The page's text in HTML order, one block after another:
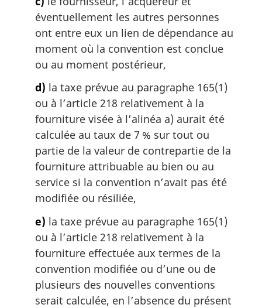
éventuellement les autres personnes
ont entre eux un lien de dépendance au
moment où la convention est conclue
ou au moment postérieur,
d) la taxe prévue au paragraphe 165(1)
ou à l’article 218 relativement à la
fourniture visée à l’alinéa a) aurait été
calculée au taux de 7 % sur tout ou
partie de la valeur de contrepartie de la
fourniture attribuable au bien ou au
service si la convention n’avait pas été
modifiée ou résiliée,
e) la taxe prévue au paragraphe 165(1)
ou à l’article 218 relativement à la
fourniture effectuée aux termes de la
convention modifiée ou d’une ou de
plusieurs des nouvelles conventions
serait calculée, en l’absence du présent